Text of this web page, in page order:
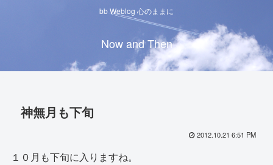
bb Weblog 心のままに
Now and Then
神無月も下旬
2012.10.21 6:51 PM
１０月も下旬に入りますね。